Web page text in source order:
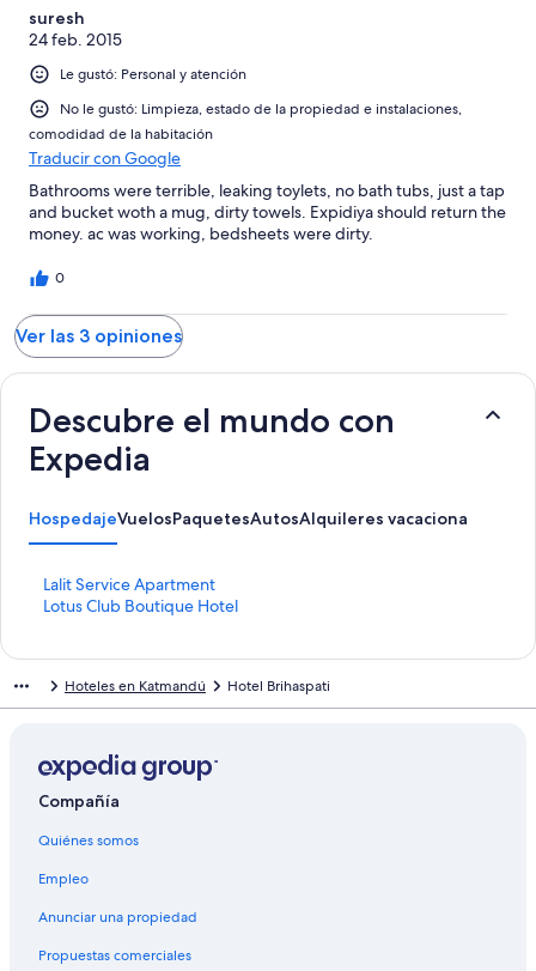
suresh
24 feb. 2015
Le gustó: Personal y atención
No le gustó: Limpieza, estado de la propiedad e instalaciones,
comodidad de la habitación
Traducir con Google
Bathrooms were terrible, leaking toylets, no bath tubs, just a tap
and bucket woth a mug, dirty towels. Expidiya should return the
money. ac was working, bedsheets were dirty.
0
Ver las 3 opiniones
Descubre el mundo con
Expedia
HospedajeVuelosPaquetesAutosAlquileres vacacionales
Lalit Service Apartment
E
n
e
p
r
a
a
r
r
a
p
Lotus Club Boutique Hotel
E
e
a
r
a
b
i
a
Hoteles en Katmandú Hotel Brihaspati
Compañía
Quiénes somos
Empleo
Anunciar una propiedad
Propuestas comerciales